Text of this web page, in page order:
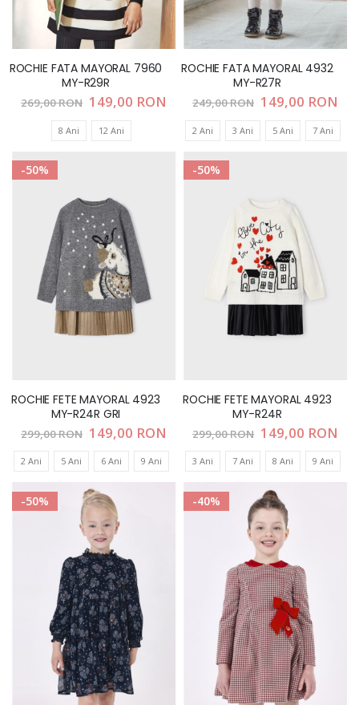
ROCHIE FATA MAYORAL 7960
MY-R29R
269,00 RON Pret
special
149,00 RON
8 Ani 12 Ani
ROCHIE FATA MAYORAL 4932
MY-R27R
249,00 RON Pret
special
149,00 RON
2 Ani 3 Ani 5 Ani 7 Ani
-50%
ROCHIE FETE MAYORAL 4923
MY-R24R GRI
299,00 RON Pret
special
149,00 RON
2 Ani 5 Ani 6 Ani 9 Ani
-50%
ROCHIE FETE MAYORAL 4923
MY-R24R
299,00 RON Pret
special
149,00 RON
3 Ani 7 Ani 8 Ani 9 Ani
-50% -40%